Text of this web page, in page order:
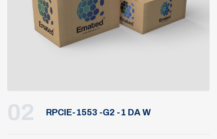
02 RPCIE-1553 -G2 -1 DA W